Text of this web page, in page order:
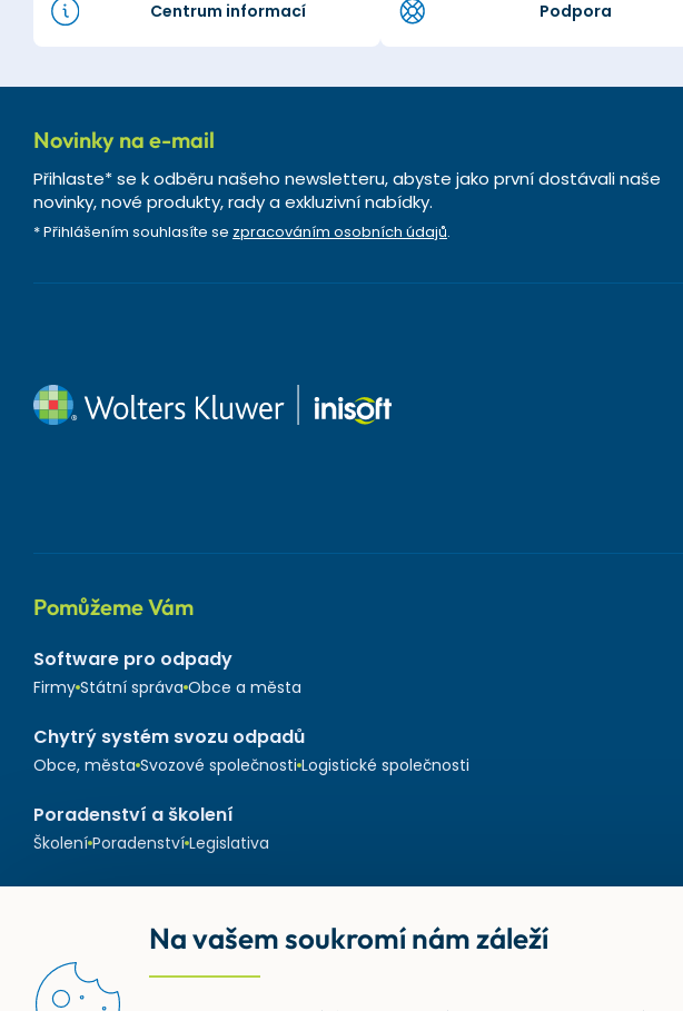
Centrum informací Podpora
Novinky na e-mail
Přihlaste* se k odběru našeho newsletteru, abyste jako první dostávali naše
novinky, nové produkty, rady a exkluzivní nabídky.
* Přihlášením souhlasíte se zpracováním osobních údajů.
Pomůžeme Vám
Software pro odpady
Firmy Státní správa Obce a města
Chytrý systém svozu odpadů
Obce, města Svozové společnosti Logistické společnosti
Poradenství a školení
Školení Poradenství Legislativa
Na vašem soukromí nám záleží